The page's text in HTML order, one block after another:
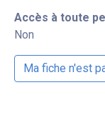
Accès à toute
Non
Ma fiche n'est